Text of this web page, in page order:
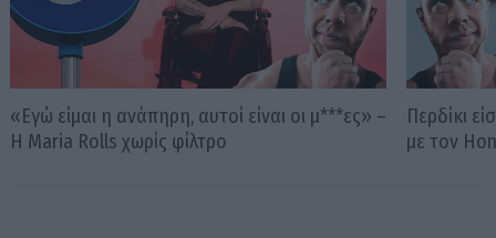
«Εγώ είμαι η ανάπηρη, αυτοί είναι οι μ***ες» –
Η Maria Rolls χωρίς φίλτρο
Περδίκι
με τον